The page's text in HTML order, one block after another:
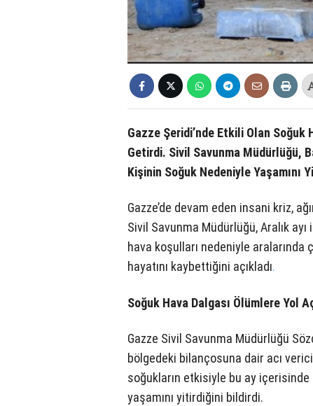
Gazze Şeridi’nde Etkili Olan Soğuk
Getirdi. Sivil Savunma Müdürlüğü,
Kişinin Soğuk Nedeniyle Yaşamını
Gazze’de devam eden insani kriz,
Sivil Savunma Müdürlüğü, Aralık
hava koşulları nedeniyle aralarında
hayatını kaybettiğini açıkladı.
Soğuk Hava Dalgası Ölümlere Yol
Gazze Sivil Savunma Müdürlüğü
bölgedeki bilançosuna dair acı
soğukların etkisiyle bu ay
yaşamını yitirdiğini bildirdi.